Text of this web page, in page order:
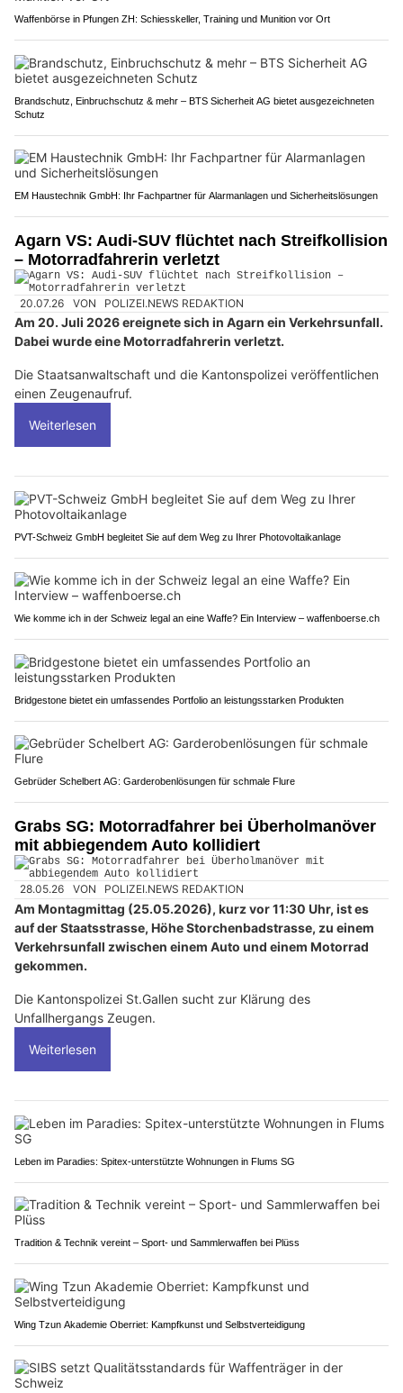
Waffenbörse in Pfungen ZH: Schiesskeller, Training und Munition vor Ort
Brandschutz, Einbruchschutz & mehr – BTS Sicherheit AG bietet ausgezeichneten
Schutz
EM Haustechnik GmbH: Ihr Fachpartner für Alarmanlagen und Sicherheitslösungen
Agarn VS: Audi-SUV flüchtet nach Streifkollision
– Motorradfahrerin verletzt
20.07.26 VON POLIZEI.NEWS REDAKTION
Am 20. Juli 2026 ereignete sich in Agarn ein Verkehrsunfall.
Dabei wurde eine Motorradfahrerin verletzt.
Die Staatsanwaltschaft und die Kantonspolizei veröffentlichen
einen Zeugenaufruf.
Weiterlesen
PVT-Schweiz GmbH begleitet Sie auf dem Weg zu Ihrer Photovoltaikanlage
Wie komme ich in der Schweiz legal an eine Waffe? Ein Interview – waffenboerse.ch
Bridgestone bietet ein umfassendes Portfolio an leistungsstarken Produkten
Gebrüder Schelbert AG: Garderobenlösungen für schmale Flure
Grabs SG: Motorradfahrer bei Überholmanöver
mit abbiegendem Auto kollidiert
28.05.26 VON POLIZEI.NEWS REDAKTION
Am Montagmittag (25.05.2026), kurz vor 11:30 Uhr, ist es
auf der Staatsstrasse, Höhe Storchenbadstrasse, zu einem
Verkehrsunfall zwischen einem Auto und einem Motorrad
gekommen.
Die Kantonspolizei St.Gallen sucht zur Klärung des
Unfallhergangs Zeugen.
Weiterlesen
Leben im Paradies: Spitex-unterstützte Wohnungen in Flums SG
Tradition & Technik vereint – Sport- und Sammlerwaffen bei Plüss
Wing Tzun Akademie Oberriet: Kampfkunst und Selbstverteidigung